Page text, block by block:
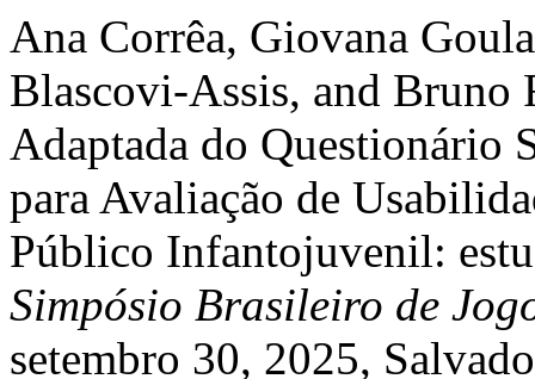
Ana Corrêa, Giovana
Blascovi-Assis, and Bruno
Adaptada do Questionário
para Avaliação de
Público Infantojuvenil:
Simpósio Brasileiro de
setembro 30, 2025,